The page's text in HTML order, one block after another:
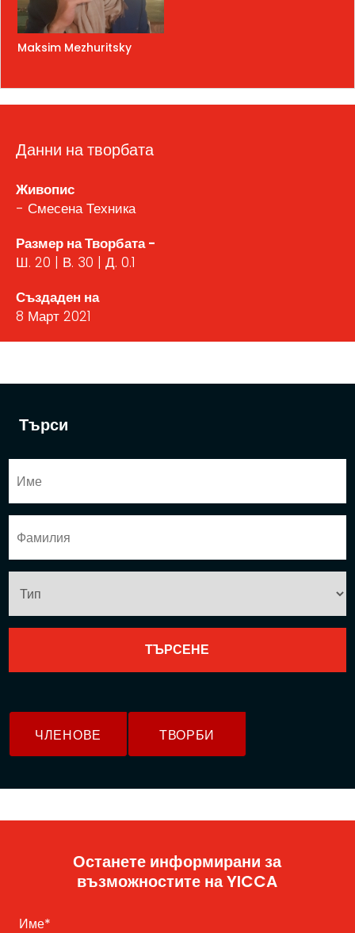
Търси
ЧЛЕНОВЕ ТВОРБИ
Maksim Mezhuritsky
Данни на творбата
Живопис
- Смесена Техника
Размер на Творбата -
Ш. 20 | В. 30 | Д. 0.1
Създаден на
8 Март 2021
Останете информирани за
възможностите на YICCA
Име*